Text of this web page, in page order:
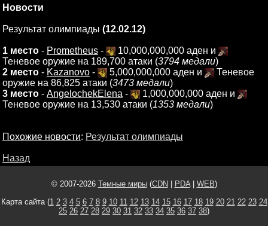
Новости
Результат олимпиады (12.02.12)
1 место - Prometheus -
10,000,000,000 аден и
Теневое оружие на 189,700 атаки (3794 медали)
2 место - Kazanovo - 5,000,000,000 аден и
Теневое
оружие на 86,825 атаки (3473 медали)
3 место - AngelochekElena -
1,000,000,000 аден и
Теневое оружие на 13,530 атаки (1353 медали)
Похожие новости: Результат олимпиады
Назад
© 2007-2026 Темные миры(CDN PDA| WEB)
Карта сайта (1 2 3 4 5 6 7 8 9 10 11 12 13 14 15 16 17 18 19 20 21 22 23 24
25 26 27 28 29 30 31 32 33 34 35 36 37 38)